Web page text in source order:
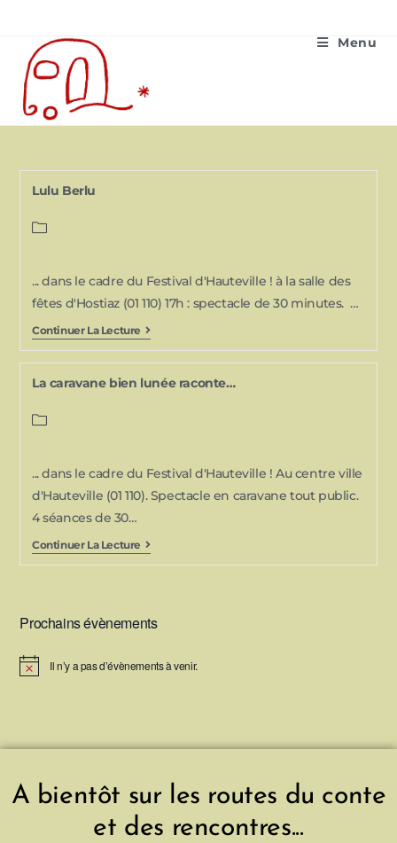
Menu
Lulu Berlu
... dans le cadre du Festival d'Hauteville ! à la salle des
fêtes d'Hostiaz (01 110) 17h : spectacle de 30 minutes. …
Continuer La Lecture
La caravane bien lunée raconte…
... dans le cadre du Festival d'Hauteville ! Au centre ville
d'Hauteville (01 110). Spectacle en caravane tout public.
4 séances de 30…
Continuer La Lecture
Prochains évènements
N
Il n’y a pas d’évènements à venir.
A bientôt sur les routes du conte
et des rencontres...